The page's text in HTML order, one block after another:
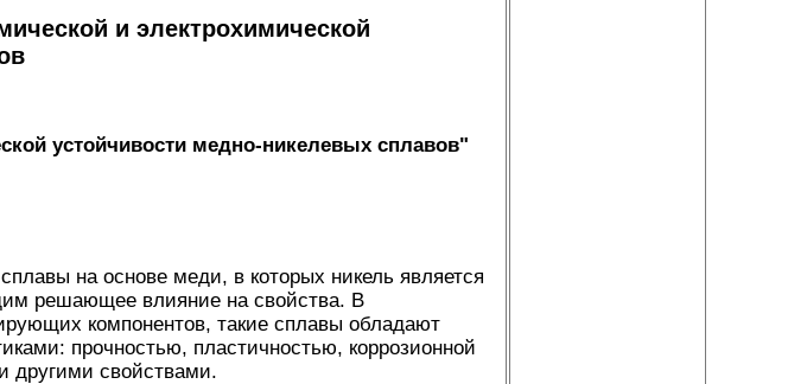
и электрохимической
устойчивости медно-никелевых сплавов"
на основе меди, в которых никель является
решающее влияние на свойства. В
компонентов, такие сплавы обладают
прочностью, пластичностью, коррозионной
другими свойствами.